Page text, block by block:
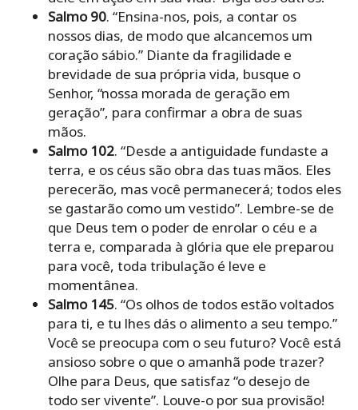
Salmo 90. “Ensina-nos, pois, a contar os
nossos dias, de modo que alcancemos um
coração sábio.” Diante da fragilidade e
brevidade de sua própria vida, busque o
Senhor, “nossa morada de geração em
geração”, para confirmar a obra de suas
mãos.
Salmo 102. “Desde a antiguidade fundaste a
terra, e os céus são obra das tuas mãos. Eles
perecerão, mas você permanecerá; todos eles
se gastarão como um vestido”. Lembre-se de
que Deus tem o poder de enrolar o céu e a
terra e, comparada à glória que ele preparou
para você, toda tribulação é leve e
momentânea.
Salmo 145. “Os olhos de todos estão voltados
para ti, e tu lhes dás o alimento a seu tempo.”
Você se preocupa com o seu futuro? Você está
ansioso sobre o que o amanhã pode trazer?
Olhe para Deus, que satisfaz “o desejo de
todo ser vivente”. Louve-o por sua provisão!